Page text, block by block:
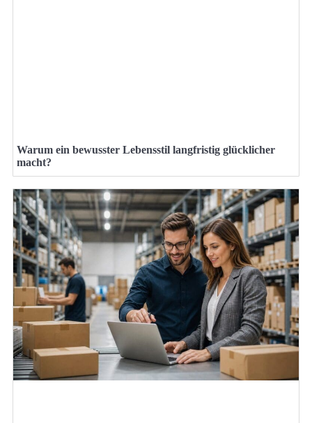
Warum ein bewusster Lebensstil langfristig glücklicher
macht?